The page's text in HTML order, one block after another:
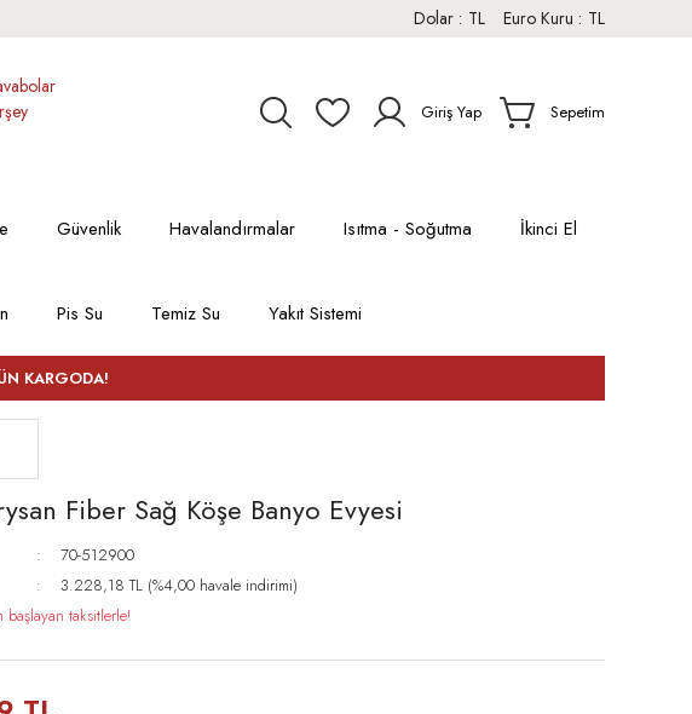
Dolar : TL Euro Kuru : TL
Giriş Yap Sepetim
Güvenlik Havalandırmalar Isıtma - Soğutma İkinci El
Pis Su Temiz Su Yakıt Sistemi
KARGODA!
Fiber Sağ Köşe Banyo Evyesi
70-512900
3.228,18 TL (%4,00 havale indirimi)
taksitlerle!